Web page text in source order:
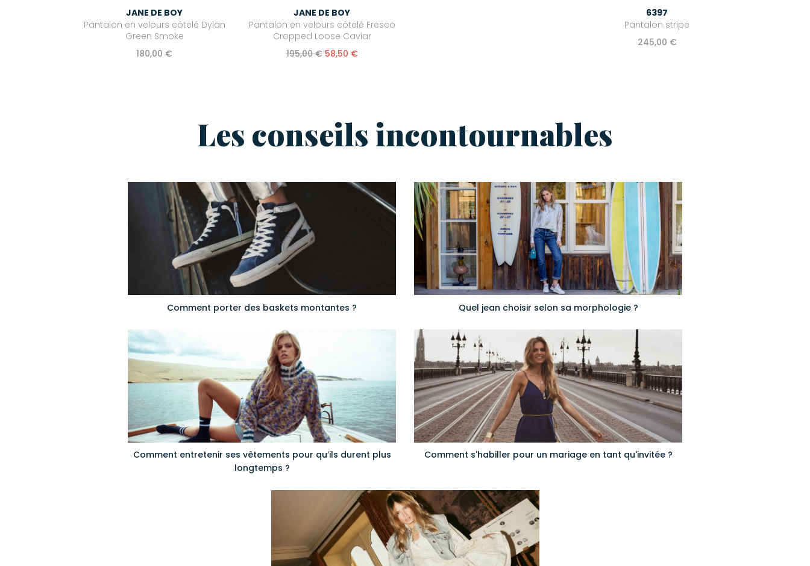
JANE DE BOY
Pantalon en velours côtelé Dylan
Green Smoke
180,00 €
JANE DE BOY
Pantalon en velours côtelé Fresco
Cropped Loose Caviar
195,00 € 58,50 €
6397
Pantalon stripe
245,00 €
Les conseils incontournables
Comment porter des baskets montantes ? Quel jean choisir selon sa morphologie ?
Comment entretenir ses vêtements pour qu’ils durent plus
longtemps ?
Comment s'habiller pour un mariage en tant qu'invitée ?